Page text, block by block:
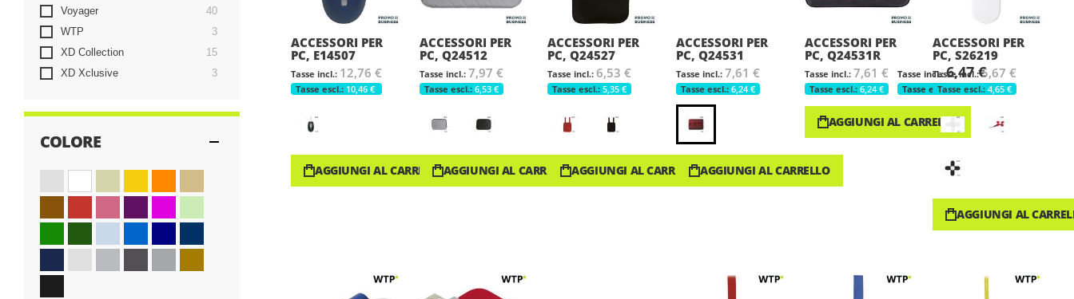
ACCESSORI PER
PC, E14507
12,76 €
10,46 €
AGGIUNGI AL CARRELLO
ACCESSORI PER
PC, Q24512
7,97 €
6,53 €
AGGIUNGI AL CARRELLO
ACCESSORI PER
PC, Q24527
6,53 €
5,35 €
AGGIUNGI AL CARRELLO
ACCESSORI PER
PC, Q24531
7,61 €
6,24 €
AGGIUNGI AL CARRELLO
ACCESSORI PER
PC, Q24531R
7,61 €
6,24 €
6,47 €
5,30 €
AGGIUNGI AL CARRELLO
ACCESSORI PER
PC, S26219
5,67 €
4,65 €
AGGIUNGI AL
Voyager
40items
WTP
3items
XD Collection
15items
XD Xclusive
3items
COLORE